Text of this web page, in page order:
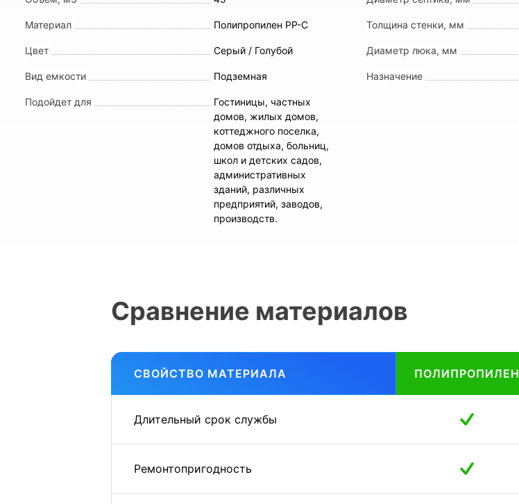
Материал Полипропилен PP-C
Цвет Серый / Голубой
Вид емкости Подземная
Подойдет для
Гостиницы, частных
домов, жилых домов,
коттеджного поселка,
домов отдыха, больниц,
школ и детских садов,
административных
зданий, различных
предприятий, заводов,
производств.
Толщина стенки, мм
Диаметр люка, мм
Назначение
Сравнение материалов
СВОЙСТВО МАТЕРИАЛА ПОЛИПРОПИЛЕН
Длительный срок службы
Ремонтопригодность